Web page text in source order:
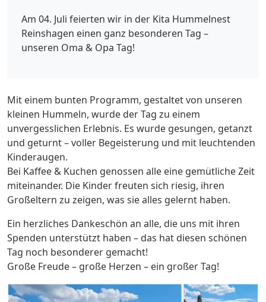
Am 04. Juli feierten wir in der Kita Hummelnest
Reinshagen einen ganz besonderen Tag –
unseren Oma & Opa Tag!
Mit einem bunten Programm, gestaltet von unseren
kleinen Hummeln, wurde der Tag zu einem
unvergesslichen Erlebnis. Es wurde gesungen, getanzt
und geturnt – voller Begeisterung und mit leuchtenden
Kinderaugen.
Bei Kaffee & Kuchen genossen alle eine gemütliche Zeit
miteinander. Die Kinder freuten sich riesig, ihren
Großeltern zu zeigen, was sie alles gelernt haben.
Ein herzliches Dankeschön an alle, die uns mit ihren
Spenden unterstützt haben – das hat diesen schönen
Tag noch besonderer gemacht!
Große Freude – große Herzen – ein großer Tag!